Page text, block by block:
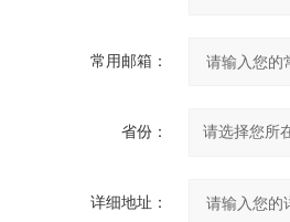
常用邮箱：
省份：
详细地址：